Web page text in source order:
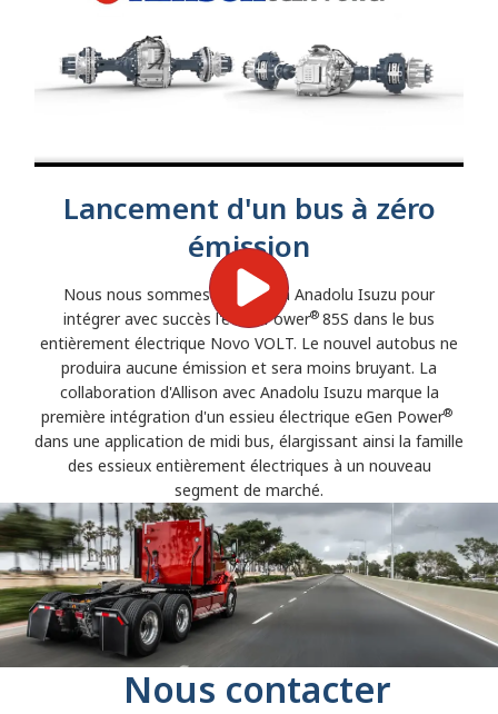
Lancement d'un bus à zéro
émission
Nous nous sommes associés à Anadolu Isuzu pour
intégrer avec succès l'eGen Power® 85S dans le bus
entièrement électrique Novo VOLT. Le nouvel autobus ne
produira aucune émission et sera moins bruyant. La
collaboration d'Allison avec Anadolu Isuzu marque la
première intégration d'un essieu électrique eGen Power®
dans une application de midi bus, élargissant ainsi la famille
des essieux entièrement électriques à un nouveau
segment de marché.
Nous contacter